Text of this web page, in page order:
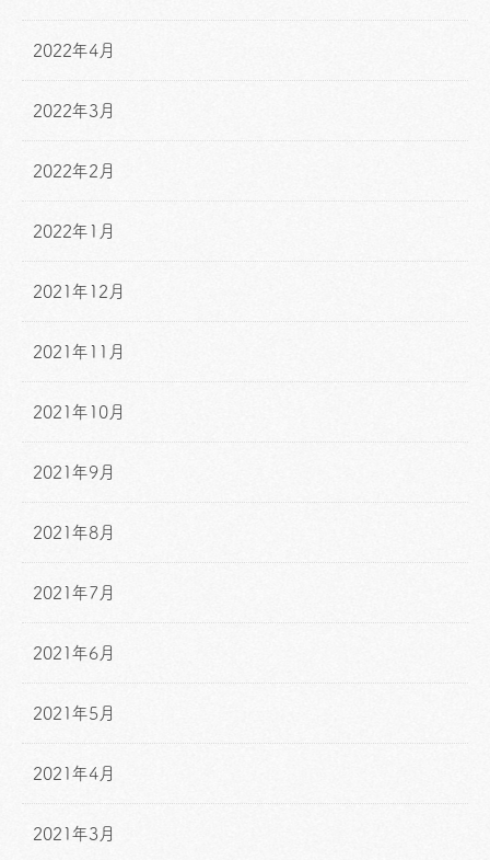
2022年4月
2022年3月
2022年2月
2022年1月
2021年12月
2021年11月
2021年10月
2021年9月
2021年8月
2021年7月
2021年6月
2021年5月
2021年4月
2021年3月